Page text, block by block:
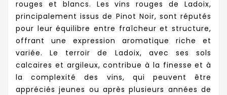
rouges et blancs. Les vins rouges de Ladoix,
principalement issus de Pinot Noir, sont réputés
pour leur équilibre entre fraîcheur et structure,
offrant une expression aromatique riche et
variée. Le terroir de Ladoix, avec ses sols
calcaires et argileux, contribue à la finesse et à
la complexité des vins, qui peuvent être
appréciés jeunes ou après plusieurs années de